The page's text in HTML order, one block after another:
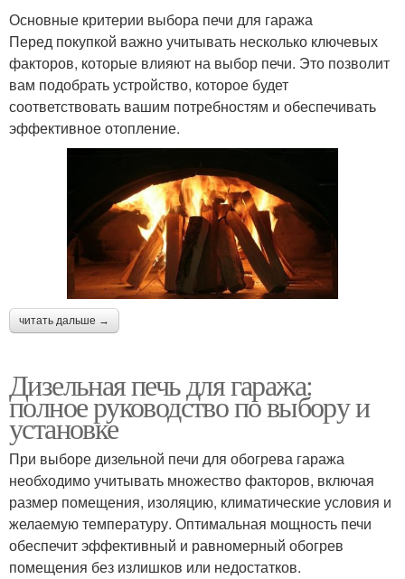
Основные критерии выбора печи для гаража
Перед покупкой важно учитывать несколько ключевых
факторов, которые влияют на выбор печи. Это позволит
вам подобрать устройство, которое будет
соответствовать вашим потребностям и обеспечивать
эффективное отопление.
читать дальше →
Дизельная печь для гаража:
полное руководство по выбору и
установке
При выборе дизельной печи для обогрева гаража
необходимо учитывать множество факторов, включая
размер помещения, изоляцию, климатические условия и
желаемую температуру. Оптимальная мощность печи
обеспечит эффективный и равномерный обогрев
помещения без излишков или недостатков.